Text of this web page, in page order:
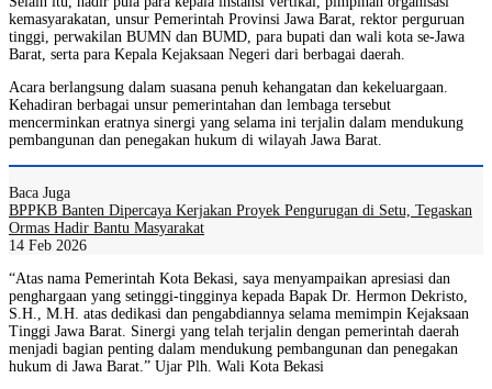
kemasyarakatan, unsur Pemerintah Provinsi Jawa Barat, rektor perguruan
tinggi, perwakilan BUMN dan BUMD, para bupati dan wali kota se-Jawa
Barat, serta para Kepala Kejaksaan Negeri dari berbagai daerah.
Acara berlangsung dalam suasana penuh kehangatan dan kekeluargaan.
Kehadiran berbagai unsur pemerintahan dan lembaga tersebut
mencerminkan eratnya sinergi yang selama ini terjalin dalam mendukung
pembangunan dan penegakan hukum di wilayah Jawa Barat.
Baca Juga
BPPKB Banten Dipercaya Kerjakan Proyek Pengurugan di Setu, Tegaskan
Ormas Hadir Bantu Masyarakat
14 Feb 2026
“Atas nama Pemerintah Kota Bekasi, saya menyampaikan apresiasi dan
penghargaan yang setinggi-tingginya kepada Bapak Dr. Hermon Dekristo,
S.H., M.H. atas dedikasi dan pengabdiannya selama memimpin Kejaksaan
Tinggi Jawa Barat. Sinergi yang telah terjalin dengan pemerintah daerah
menjadi bagian penting dalam mendukung pembangunan dan penegakan
hukum di Jawa Barat.” Ujar Plh. Wali Kota Bekasi